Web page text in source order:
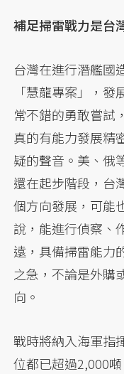
補足掃雷戰力是台
台灣在進行潛艦國
「慧龍專案」，
常不錯的勇敢嘗試
真的有能力發展精
疑的聲音。美、俄
還在起步階段，台
個方向發展，可能
說，能進行偵察、
遠，具備掃雷能力
之急，不論是外購
向。
戰時將納入海軍指
位都已超過2,000